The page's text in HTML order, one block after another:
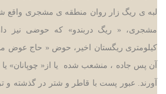
لبه ی ریگ زار روان منطقه ی مشجری واقع
مشجری، « ریگ دربندو» که حوضی نیز
کیلومتری ریگستان اخیر، حوض « حاج عوض
آن پس جاده ، منشعب شده یا از« چوپانان»
آورند. عبور پست با قاطر و شتر در گذشته و